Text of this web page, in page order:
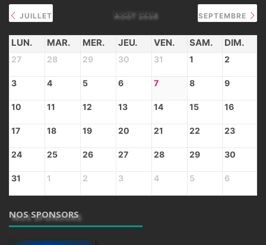
JUILLET AOÛT 2026 SEPTEMBRE
LUN. MAR. MER. JEU. VEN. SAM. DIM.
27 28 29 30 31 1 2
3 4 5 6 7 8 9
10 11 12 13 14 15 16
17 18 19 20 21 22 23
24 25 26 27 28 29 30
31 1 2 3 4 5 6
NOS SPONSORS